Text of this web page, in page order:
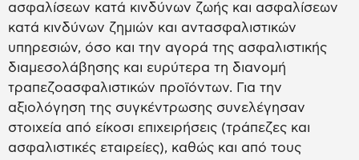
ασφαλίσεων κατά κινδύνων ζωής και ασφαλίσεων
κατά κινδύνων ζημιών και αντασφαλιστικών
υπηρεσιών, όσο και την αγορά της ασφαλιστικής
διαμεσολάβησης και ευρύτερα τη διανομή
τραπεζοασφαλιστικών προϊόντων. Για την
αξιολόγηση της συγκέντρωσης συνελέγησαν
στοιχεία από είκοσι επιχειρήσεις (τράπεζες και
ασφαλιστικές εταιρείες), καθώς και από τους